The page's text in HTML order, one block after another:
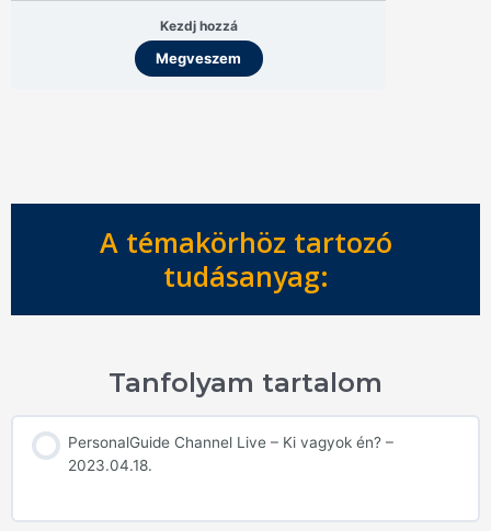
Kezdj hozzá
Megveszem
A témakörhöz tartozó
tudásanyag:
Tanfolyam tartalom
PersonalGuide Channel Live – Ki vagyok én? –
2023.04.18.